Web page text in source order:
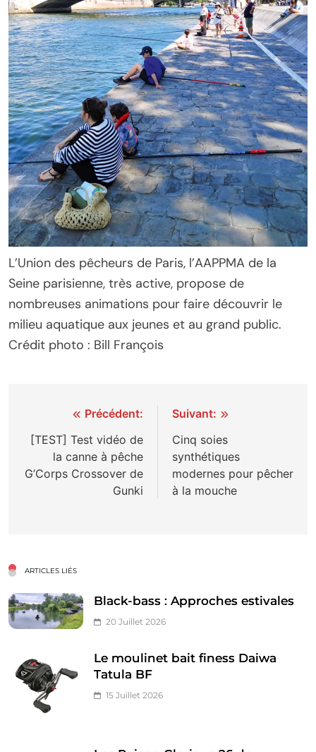
L’Union des pêcheurs de Paris, l’AAPPMA de la
Seine parisienne, très active, propose de
nombreuses animations pour faire découvrir le
milieu aquatique aux jeunes et au grand public.
Crédit photo : Bill François
Navigation
de
l’article
Précédent:
[TEST] Test vidéo de
la canne à pêche
G’Corps Crossover de
Gunki
Suivant:
Cinq soies
synthétiques
modernes pour pêcher
à la mouche
ARTICLES LIÉS
Black-bass : Approches estivales
20 Juillet 2026
Le moulinet bait finess Daiwa
Tatula BF
15 Juillet 2026